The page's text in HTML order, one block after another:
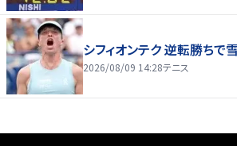
シフィオンテク 逆転勝ちで
2026/08/09 14:28テニス